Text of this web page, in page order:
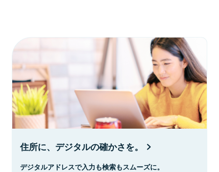
住所に、デジタルの確かさを。
デジタルアドレスで入力も検索もスムーズに。